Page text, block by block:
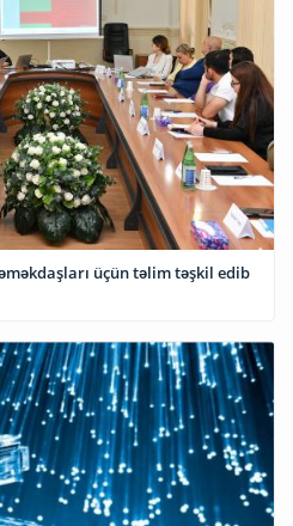
üçün təlim təşkil edib